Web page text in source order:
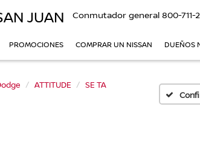
JUAN Conmutador general 800-711-
PROMOCIONES COMPRAR UN NISSAN DUEÑOS
ATTITUDE
SE TA